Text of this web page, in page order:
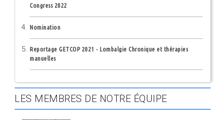
Congress 2022
Nomination
Reportage GETCOP 2021 - Lombalgie Chronique et thérapies
manuelles
LES MEMBRES DE NOTRE ÉQUIPE